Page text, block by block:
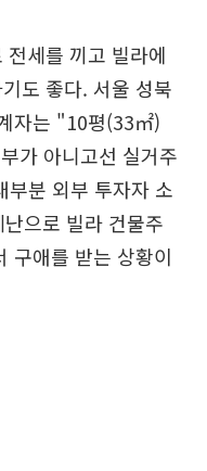
세를 끼고 빌라에
도 좋다. 서울 성북
자는 "10평(33㎡)
가 아니고선 실거주
분 외부 투자자 소
으로 빌라 건물주
구애를 받는 상황이